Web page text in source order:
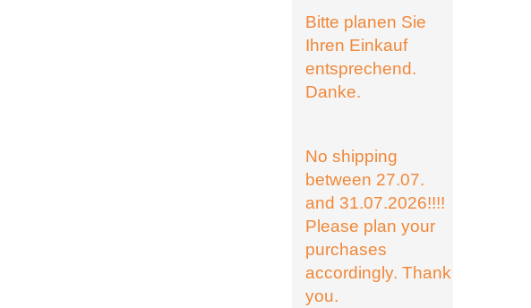
Bitte planen Sie
Ihren Einkauf
entsprechend.
Danke.
No shipping
between 27.07.
and 31.07.2026!!!!
Please plan your
purchases
accordingly. Thank
you.